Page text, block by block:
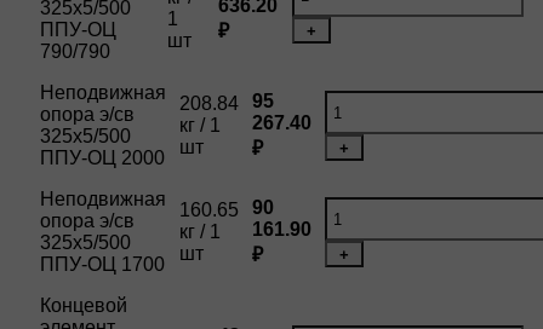
325х5/500
ППУ-ОЦ
790/790
1
шт
636.20
₽
+
Неподвижная
опора э/св
325х5/500
ППУ-ОЦ 2000
208.84
кг / 1
шт
95
267.40
₽
+
Неподвижная
опора э/св
325х5/500
ППУ-ОЦ 1700
160.65
кг / 1
шт
90
161.90
₽
+
Концевой